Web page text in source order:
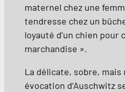
maternel chez une
tendresse chez un
loyauté d’un chien pour
marchandise ».
La délicate, sobre, mais
évocation d’Auschwitz